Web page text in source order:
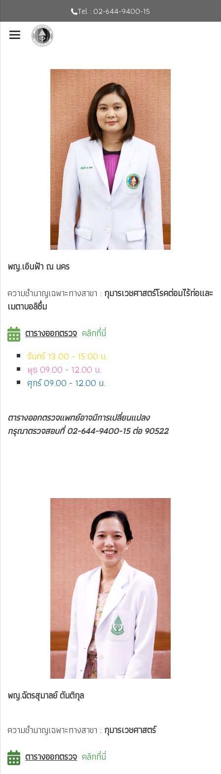
Tel : 02-644-9400-15
พญ.เอินฟ้า ณ นคร
ความชำนาญเฉพาะทางสาขา : กุมารเวชศาสตร์โรคต่อมไร้ท่อและ
เมตาบอลิซึ่ม
ตารางออกตรวจ คลิกที่นี่
จันทร์ 13.00 - 15.00 น.
พุธ 09.00 - 12.00 น.
ศุกร์ 09.00 - 12.00 น.
ตารางออกตรวจแพทย์อาจมีการเปลี่ยนแปลง
กรุณาตรวจสอบที่ 02-644-9400-15 ต่อ 90522
พญ.ฉัตรสุมาลย์ ตันติกุล
ความชำนาญเฉพาะทางสาขา : กุมารเวชศาสตร์
ตารางออกตรวจ คลิกที่นี่